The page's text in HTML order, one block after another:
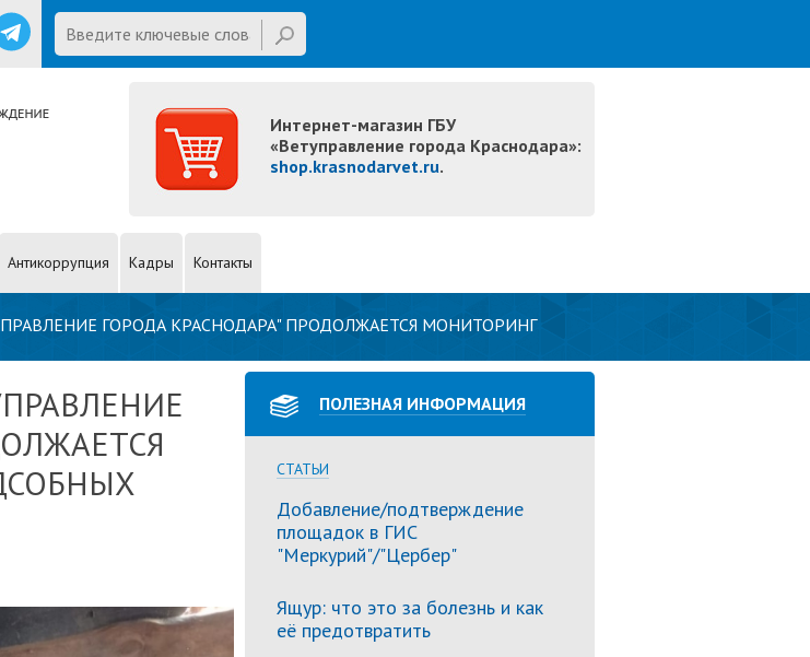
Введите ключевые слова для
поиска
Интернет-магазин ГБУ
«Ветуправление города Краснодара»:
shop.krasnodarvet.ru.
Антикоррупция Кадры Контакты
ГОРОДА КРАСНОДАРА" ПРОДОЛЖАЕТСЯ МОНИТОРИНГ
ПОЛЕЗНАЯ ИНФОРМАЦИЯ
СТАТЬИ
Добавление/подтверждение
площадок в ГИС
"Меркурий"/"Цербер"
Ящур: что это за болезнь и как
её предотвратить